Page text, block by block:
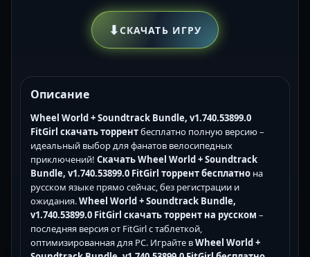
⬇СКАЧАТЬ ИГРУ
Описание
Wheel World + Soundtrack Bundle, v1.740.53899.0
FitGirl скачать торрентбесплатно полную версию –
идеальный выбор для фанатов велосипедных
приключений! Скачать Wheel World + Soundtrack
Bundle, v1.740.53899.0 FitGirl торрент бесплатно на
русском языке прямо сейчас, без регистрации и
ожидания.Wheel World + Soundtrack Bundle,
v1.740.53899.0 FitGirl скачать торрент на русском –
последняя версия от FitGirl с таблеткой,
оптимизированная для PC. Играйте вWheel World +